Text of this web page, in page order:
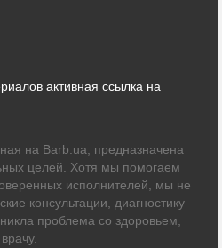
активная ссылка на
на Barb.ua, предназначена
целей. Хотя мы помогаем
исполнителей, мы не
консультации, диагностику
проблема со здоровьем,